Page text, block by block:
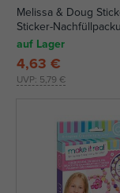
Melissa & Doug
Sticker-
Beliebte Artikel
auf Lager
UVP: 5,79 €
4,63 €